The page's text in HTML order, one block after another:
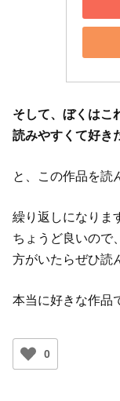
そして、ぼくはこ
読みやすくて好き
と、この作品を読
繰り返しになりま
ちょうど良いので
方がいたらぜひ読
本当に好きな作品
0